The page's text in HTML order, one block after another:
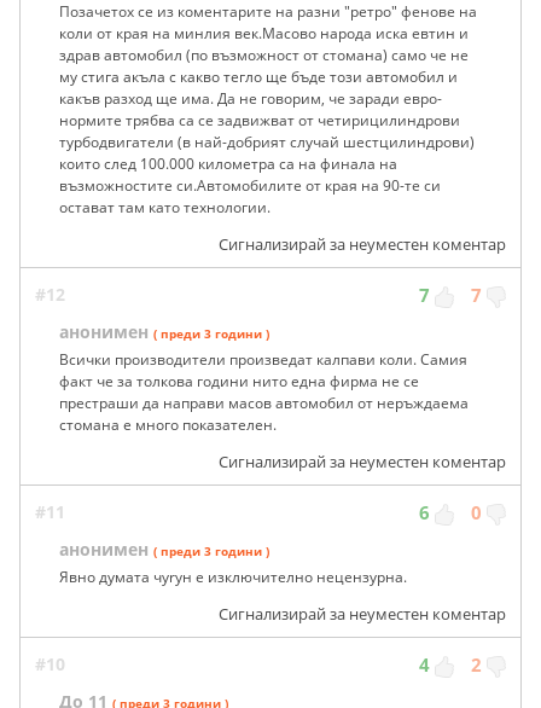
Позачетох се из коментарите на разни "ретро" фенове на
коли от края на минлия век.Масово народа иска евтин и
здрав автомобил (по възможност от стомана) само че не
му стига акъла с какво тегло ще бъде този автомобил и
какъв разход ще има. Да не говорим, че заради евро-
нормите трябва са се задвижват от четирицилиндрови
турбодвигатели (в най-добрият случай шестцилиндрови)
които след 100.000 километра са на финала на
възможностите си.Автомобилите от края на 90-те си
остават там като технологии.
Сигнализирай за неуместен коментар
#12 7 7
анонимен ( преди 3 години )
Всички производители произведат калпави коли. Самия
факт че за толкова години нито една фирма не се
престраши да направи масов автомобил от неръждаема
стомана е много показателен.
Сигнализирай за неуместен коментар
#11 6 0
анонимен ( преди 3 години )
Явно думата чуrун e изключително нецензурна.
Сигнализирай за неуместен коментар
#10 4 2
До 11 ( преди 3 години )